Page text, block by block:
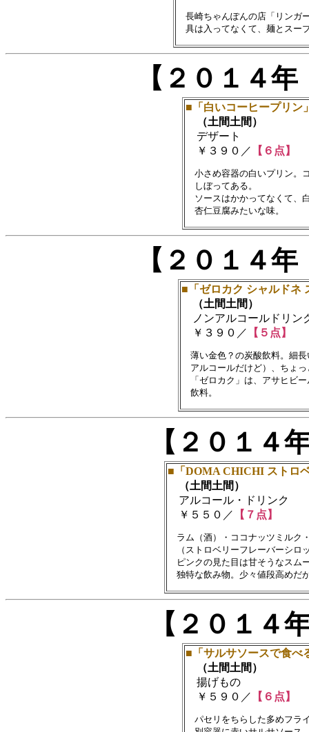
長崎ちゃんぽんの店「リンガ
【２０１４
■「白いコーヒープリン
（土間土間）
デザート
￥３９０／
【６点】
小さめ容器の白いプリン。
しぼってある。
ソースはかかってなくて、
【２０１４
■「ゼロカク シャルドネ
（土間土間）
ノンアルコールドリン
￥３９０／ 【５点】
薄い金色？の炭酸飲料。細
アルコールだけど）、ちょ
「ゼロカク」は、アサヒビー
【２０１
■「DOMA CHICHI ストロ
（土間土間）
アルコール・ドリンク
￥５５０／
【７点】
ラム（酒）・ココナッツミルク
（ストロベリーフレーバーシロ
ピンクの見た目は甘そうなスム
【２０１
■「サルサソースで食べ
（土間土間）
揚げもの
￥５９０／
【６点】
パセリをちらした多めフラ